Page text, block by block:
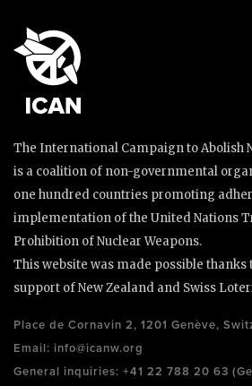
The International Campaign to Abolish
is a coalition of non-governmental
one hundred countries promoting
implementation of the United Nations
Prohibition of Nuclear Weapons.
This website was made possible thanks
support of New Zealand and Swiss
Place de Cornavin 2, 1201 Genève,
Email: info@icanw.org
General inquiries: +41 22 788 20 63